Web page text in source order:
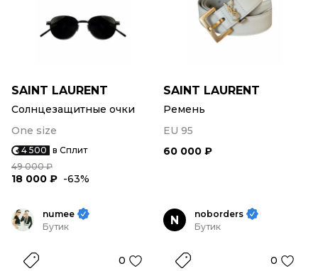
SAINT LAURENT
Солнцезащитные очки
One size
4 500 в Сплит
49 000 ₽
18 000 ₽ -63%
SAINT LAURENT
Ремень
EU 95
60 000 ₽
numee
Бутик
0
N
noborders
Бутик
0